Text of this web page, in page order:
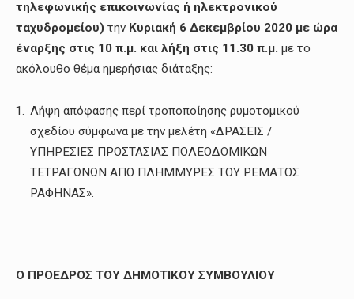
τηλεφωνικής επικοινωνίας ή ηλεκτρονικού
ταχυδρομείου) την Κυριακή 6 Δεκεμβρίου 2020 με ώρα
έναρξης στις 10 π.μ. και λήξη στις 11.30 π.μ. με το
ακόλουθο θέμα ημερήσιας διάταξης:
Λήψη απόφασης περί τροποποίησης ρυμοτομικού
σχεδίου σύμφωνα με την μελέτη «ΔΡΑΣΕΙΣ /
ΥΠΗΡΕΣΙΕΣ ΠΡΟΣΤΑΣΙΑΣ ΠΟΛΕΟΔΟΜΙΚΩΝ
ΤΕΤΡΑΓΩΝΩΝ ΑΠΟ ΠΛΗΜΜΥΡΕΣ ΤΟΥ ΡΕΜΑΤΟΣ
ΡΑΦΗΝΑΣ».
Ο ΠΡΟΕΔΡΟΣ ΤΟΥ ΔΗΜΟΤΙΚΟΥ ΣΥΜΒΟΥΛΙΟΥ